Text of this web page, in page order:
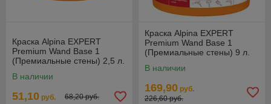
Краска Alpina EXPERT
Premium Wand Base 1
(Премиальные стены) 2,5 л.
В наличии
51,10 руб. 68,20 руб.
Краска Alpina EXPERT
Premium Wand Base 1
(Премиальные стены) 9 л.
В наличии
169,90 руб.
226,60 руб.